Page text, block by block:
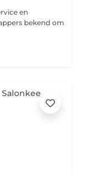
en
bekend om